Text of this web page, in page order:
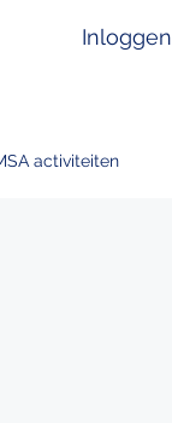
Inloggen
activiteiten